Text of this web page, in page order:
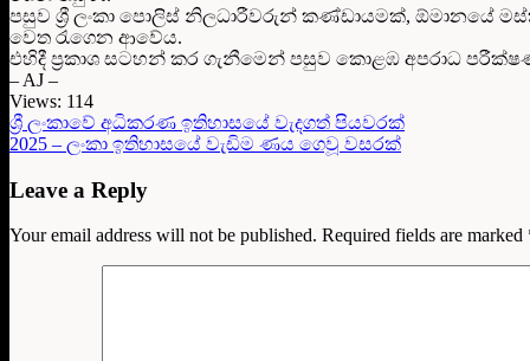
පසුව ශ්‍රී ලංකා පොලිස් නිලධාරීවරුන් කණ්ඩායමක්, ඕමානයේ
වෙත රැගෙන ආවේය.
එහිදී ප්‍රකාශ සටහන් කර ගැනීමෙන් පසුව කොළඹ අපරාධ
– AJ –
Views: 114
ශ්‍රී ලංකාවේ අධිකරණ ඉතිහාසයේ වැදගත් පියවරක්
2025 – ලංකා ඉතිහාසයේ වැඩිම ණය ගෙවූ වසරක්
Leave a Reply
Your email address will not be published. Required fields are marked